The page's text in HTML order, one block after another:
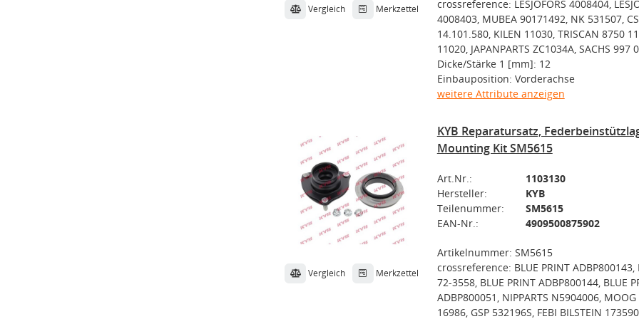
Vergleich Merkzettel
crossreference: LESJÖFORS 4008404,
4008403, MUBEA 90171492, NK 531507,
14.101.580, KILEN 11030, TRISCAN 8750
11020, JAPANPARTS ZC1034A, SACHS 997
Dicke/Stärke 1 [mm]: 12
Einbauposition: Vorderachse
weitere Attribute anzeigen
Vergleich Merkzettel
KYB Reparatursatz,
Mounting Kit SM5615
Art.Nr.:
1103130
Hersteller:
KYB
Teilenummer:
SM5615
EAN-Nr.:
4909500875902
Artikelnummer: SM5615
crossreference: BLUE PRINT ADBP800143,
72-3558, BLUE PRINT ADBP800144, BLUE
ADBP800051, NIPPARTS N5904006, MOOG
16986, GSP 532196S, FEBI BILSTEIN